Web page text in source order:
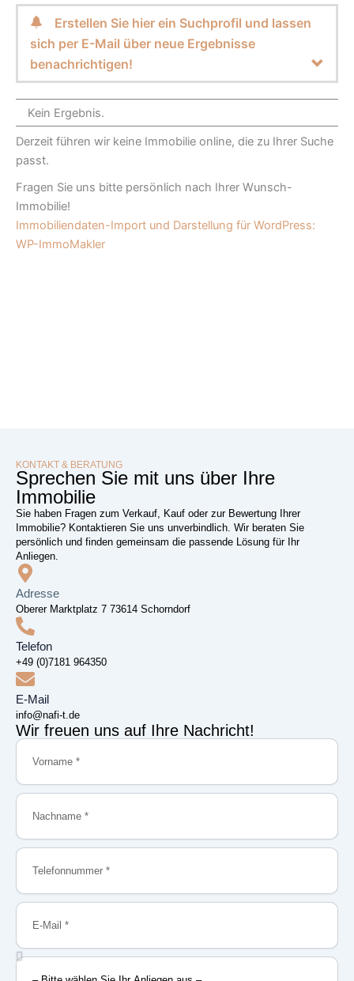
Erstellen Sie hier ein Suchprofil und lassen
sich per E-Mail über neue Ergebnisse
benachrichtigen!
Kein Ergebnis.
Derzeit führen wir keine Immobilie online, die zu Ihrer Suche
passt.
Fragen Sie uns bitte persönlich nach Ihrer Wunsch-
Immobilie!
Immobiliendaten-Import und Darstellung für WordPress:
WP-ImmoMakler
KONTAKT & BERATUNG
Sprechen Sie mit uns über Ihre
Immobilie
Sie haben Fragen zum Verkauf, Kauf oder zur Bewertung Ihrer
Immobilie? Kontaktieren Sie uns unverbindlich. Wir beraten Sie
persönlich und finden gemeinsam die passende Lösung für Ihr
Anliegen.
Adresse
Oberer Marktplatz 7 73614 Schorndorf
Telefon
+49 (0)7181 964350
E-Mail
info@nafi-t.de
Wir freuen uns auf Ihre Nachricht!
Vorname
Nachname
Telefonnummer
E-
Mail
–